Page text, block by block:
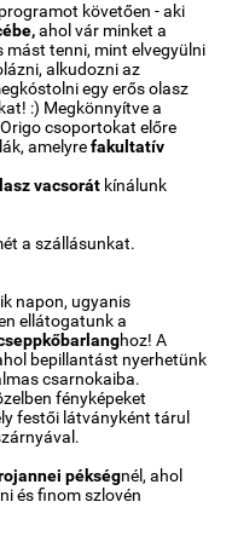
követően - aki
ahol vár minket a
mást tenni, mint elvegyülni
alkudozni az
egy erős olasz
:) Megkönnyítve a
csoportokat előre
amelyrefakultatív
vacsorát kínálunk
a szállásunkat.
napon, ugyanis
ellátogatunk a
hoz! A
bepillantást nyerhetünk
csarnokaiba.
fényképeket
festői látványként tárul
pékségnél, ahol
és finom szlovén